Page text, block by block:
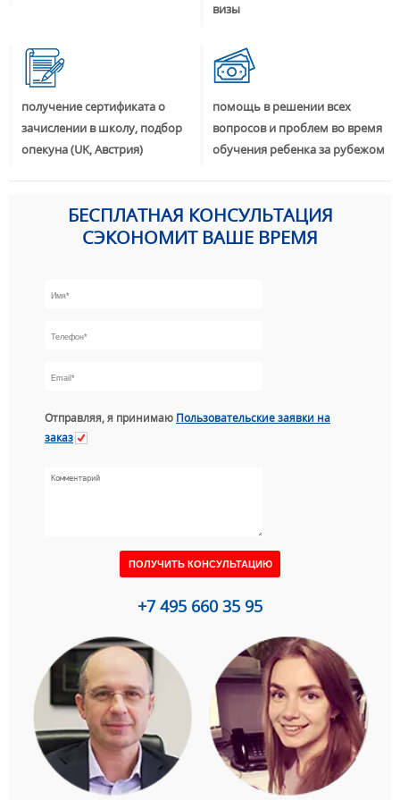
визы
получение сертификата о
зачислении в школу, подбор
опекуна (UK, Австрия)
помощь в решении всех
вопросов и проблем во время
обучения ребенка за рубежом
БЕСПЛАТНАЯ КОНСУЛЬТАЦИЯ
СЭКОНОМИТ ВАШЕ ВРЕМЯ
Отправляя, я принимаю Пользовательские заявки на
заказ
+7 495 660 35 95